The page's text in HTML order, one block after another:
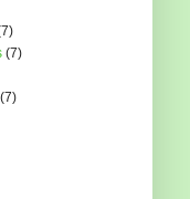
(7)
(7)